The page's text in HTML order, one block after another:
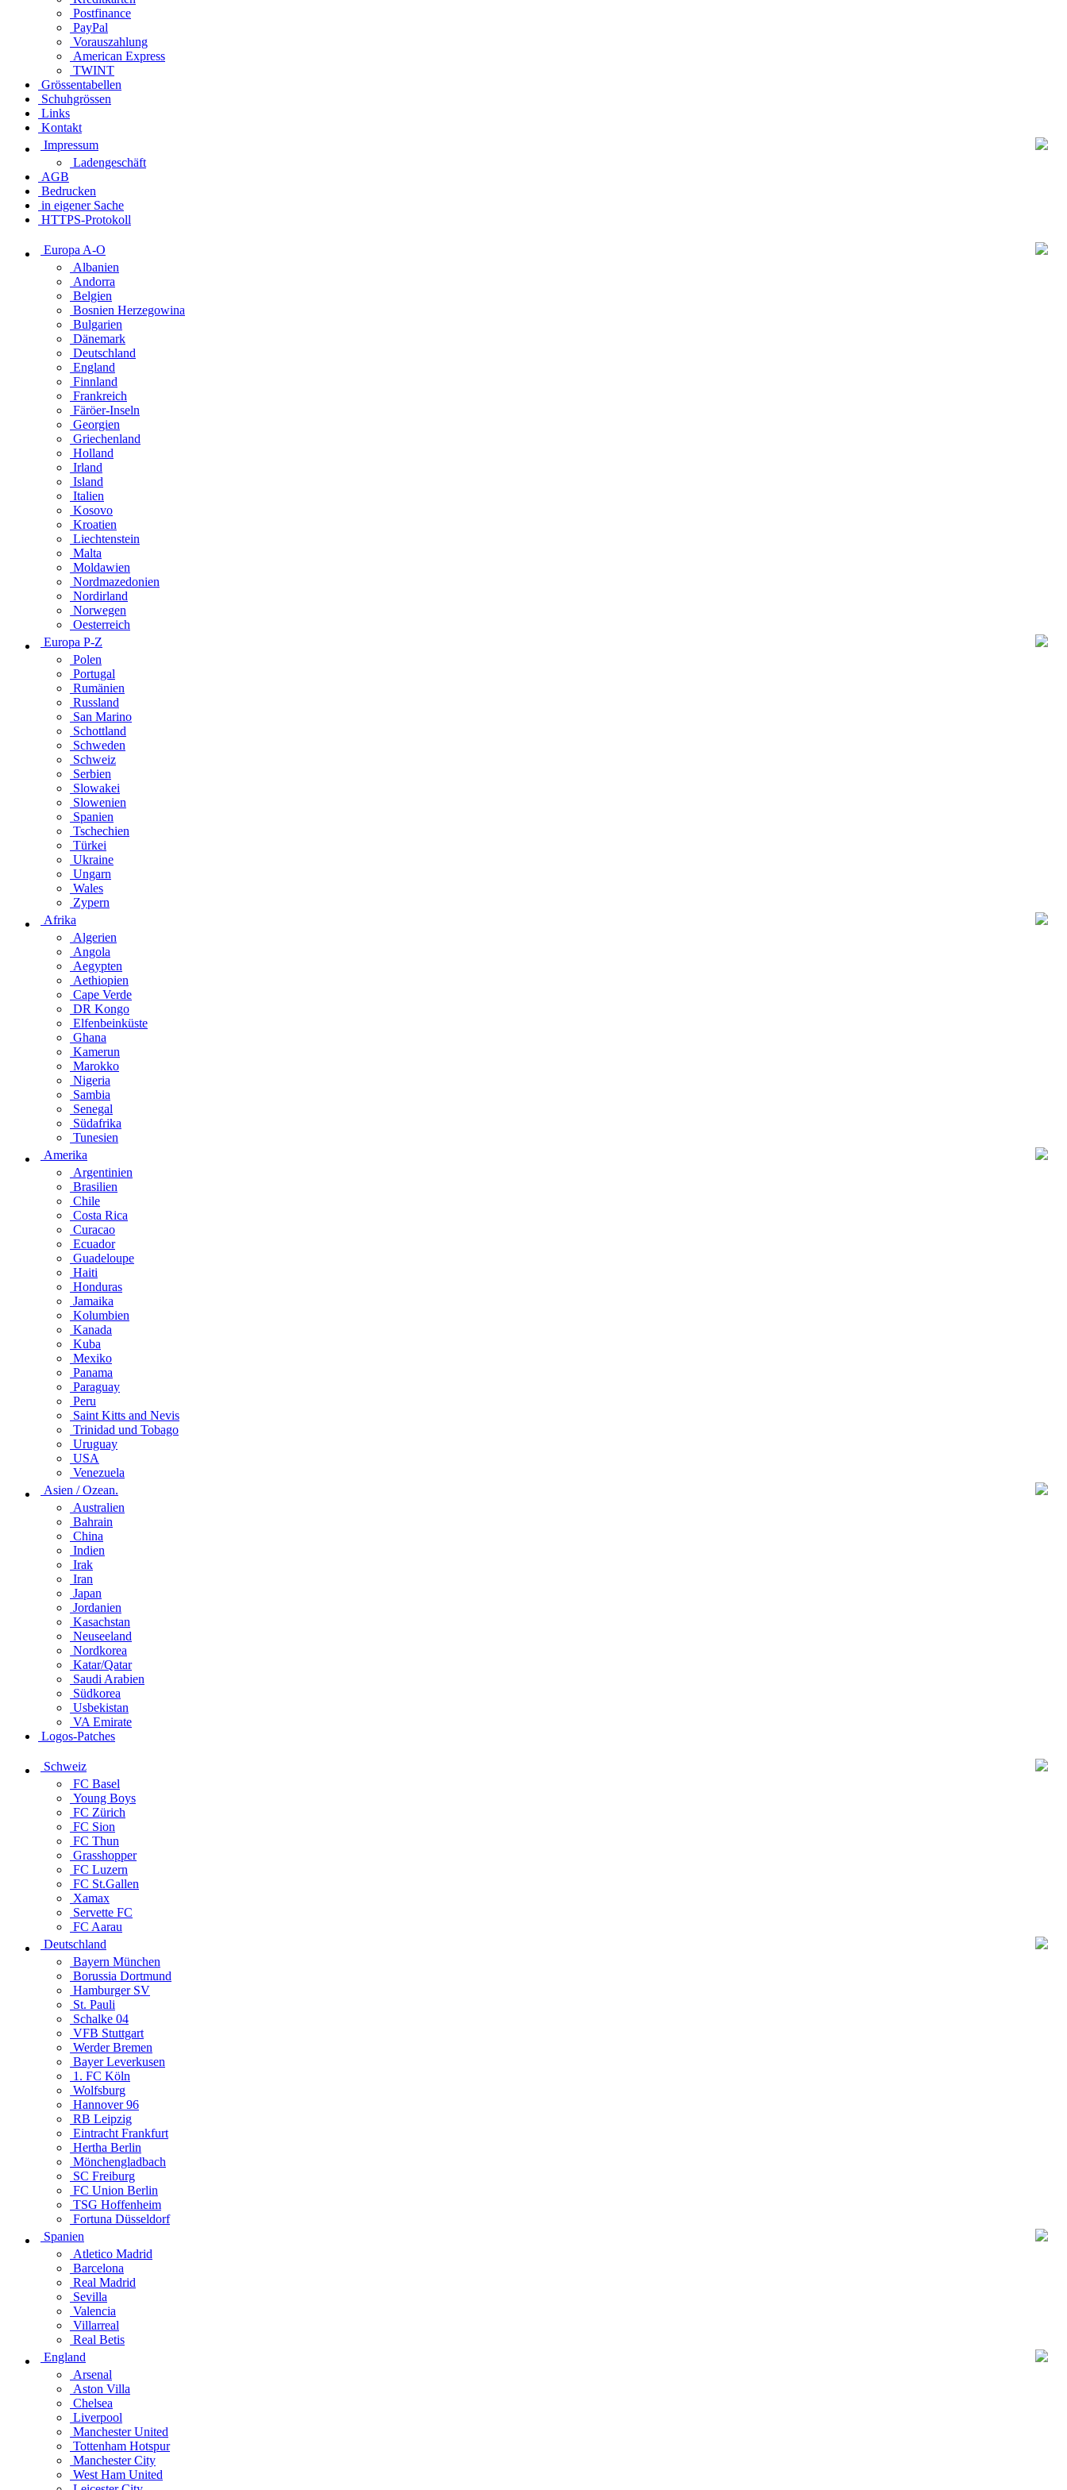
Postfinance
PayPal
Vorauszahlung
American Express
TWINT
Grössentabellen
Schuhgrössen
Links
Kontakt
Impressum
Ladengeschäft
AGB
Bedrucken
in eigener Sache
HTTPS-Protokoll
Europa A-O
Albanien
Andorra
Belgien
Bosnien Herzegowina
Bulgarien
Dänemark
Deutschland
England
Finnland
Frankreich
Färöer-Inseln
Georgien
Griechenland
Holland
Irland
Island
Italien
Kosovo
Kroatien
Liechtenstein
Malta
Moldawien
Nordmazedonien
Nordirland
Norwegen
Oesterreich
Europa P-Z
Polen
Portugal
Rumänien
Russland
San Marino
Schottland
Schweden
Schweiz
Serbien
Slowakei
Slowenien
Spanien
Tschechien
Türkei
Ukraine
Ungarn
Wales
Zypern
Afrika
Algerien
Angola
Aegypten
Aethiopien
Cape Verde
DR Kongo
Elfenbeinküste
Ghana
Kamerun
Marokko
Nigeria
Sambia
Senegal
Südafrika
Tunesien
Amerika
Argentinien
Brasilien
Chile
Costa Rica
Curacao
Ecuador
Guadeloupe
Haiti
Honduras
Jamaika
Kolumbien
Kanada
Kuba
Mexiko
Panama
Paraguay
Peru
Saint Kitts and Nevis
Trinidad und Tobago
Uruguay
USA
Venezuela
Asien / Ozean.
Australien
Bahrain
China
Indien
Irak
Iran
Japan
Jordanien
Kasachstan
Neuseeland
Nordkorea
Katar/Qatar
Saudi Arabien
Südkorea
Usbekistan
VA Emirate
Logos-Patches
Schweiz
FC Basel
Young Boys
FC Zürich
FC Sion
FC Thun
Grasshopper
FC Luzern
FC St.Gallen
Xamax
Servette FC
FC Aarau
Deutschland
Bayern München
Borussia Dortmund
Hamburger SV
St. Pauli
Schalke 04
VFB Stuttgart
Werder Bremen
Bayer Leverkusen
1. FC Köln
Wolfsburg
Hannover 96
RB Leipzig
Eintracht Frankfurt
Hertha Berlin
Mönchengladbach
SC Freiburg
FC Union Berlin
TSG Hoffenheim
Fortuna Düsseldorf
Spanien
Atletico Madrid
Barcelona
Real Madrid
Sevilla
Valencia
Villarreal
Real Betis
England
Arsenal
Aston Villa
Chelsea
Liverpool
Manchester United
Tottenham Hotspur
Manchester City
West Ham United